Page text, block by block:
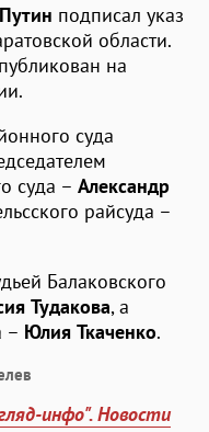
подписал указ
области.
на
суда
суда – Александр
райсуда –
Балаковского
Тудакова, а
– Юлия Ткаченко.
инфо". Новости